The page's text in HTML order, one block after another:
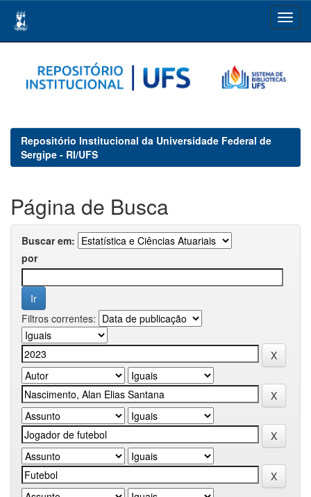
navigation
Repositório Institucional da Universidade Federal de
Sergipe - RI/UFS
Página de Busca
Buscar em:
por
Filtros correntes: